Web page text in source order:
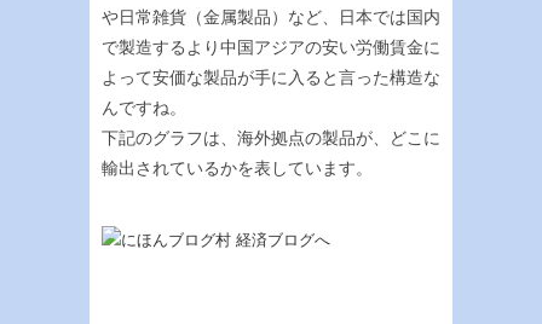
や日常雑貨（金属製品）など、日本では国内
で製造するより中国アジアの安い労働賃金に
よって安価な製品が手に入ると言った構造な
んですね。
下記のグラフは、海外拠点の製品が、どこに
輸出されているかを表しています。